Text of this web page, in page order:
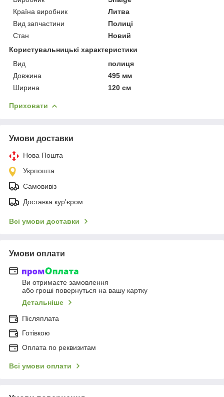
Країна виробник
Литва
Вид запчастини
Полиці
Стан
Новий
Користувальницькі характеристики
Вид
полиця
Довжина
495 мм
Ширина
120 см
Приховати
Умови доставки
Нова Пошта
Укрпошта
Самовивіз
Доставка кур'єром
Всі умови доставки
Умови оплати
Ви отримаєте замовлення
або гроші повернуться на вашу картку
Детальніше
Післяплата
Готівкою
Оплата по реквизитам
Всі умови оплати